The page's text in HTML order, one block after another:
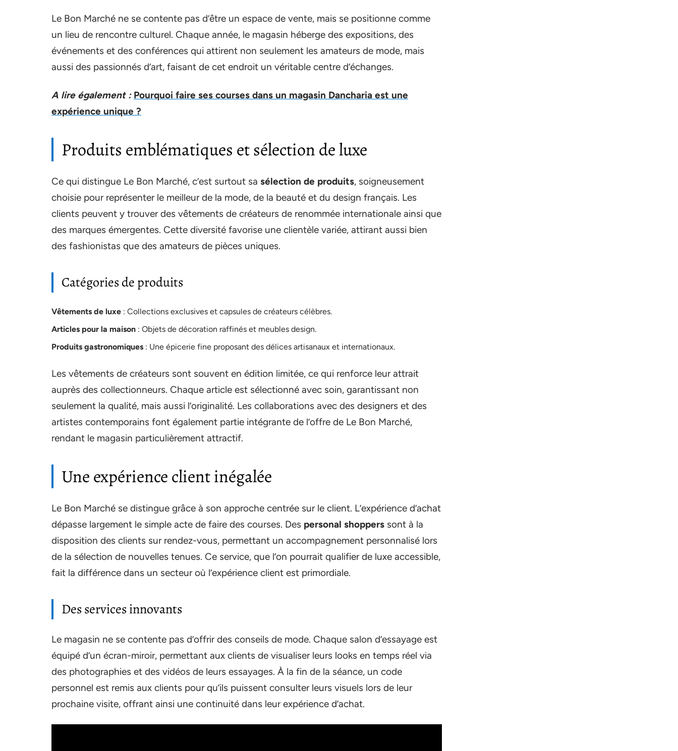
Le Bon Marché ne se contente pas d’être un espace de vente, mais se positionne comme
un lieu de rencontre culturel. Chaque année, le magasin héberge des expositions, des
événements et des conférences qui attirent non seulement les amateurs de mode, mais
aussi des passionnés d’art, faisant de cet endroit un véritable centre d’échanges.
A lire également : Pourquoi faire ses courses dans un magasin Dancharia est une
expérience unique ?
Produits emblématiques et sélection de luxe
Ce qui distingue Le Bon Marché, c’est surtout sa sélection de produits, soigneusement
choisie pour représenter le meilleur de la mode, de la beauté et du design français. Les
clients peuvent y trouver des vêtements de créateurs de renommée internationale ainsi que
des marques émergentes. Cette diversité favorise une clientèle variée, attirant aussi bien
des fashionistas que des amateurs de pièces uniques.
Catégories de produits
Vêtements de luxe : Collections exclusives et capsules de créateurs célèbres.
Articles pour la maison : Objets de décoration raffinés et meubles design.
Produits gastronomiques : Une épicerie fine proposant des délices artisanaux et internationaux.
Les vêtements de créateurs sont souvent en édition limitée, ce qui renforce leur attrait
auprès des collectionneurs. Chaque article est sélectionné avec soin, garantissant non
seulement la qualité, mais aussi l’originalité. Les collaborations avec des designers et des
artistes contemporains font également partie intégrante de l’offre de Le Bon Marché,
rendant le magasin particulièrement attractif.
Une expérience client inégalée
Le Bon Marché se distingue grâce à son approche centrée sur le client. L’expérience d’achat
dépasse largement le simple acte de faire des courses. Des personal shoppers sont à la
disposition des clients sur rendez-vous, permettant un accompagnement personnalisé lors
de la sélection de nouvelles tenues. Ce service, que l’on pourrait qualifier de luxe accessible,
fait la différence dans un secteur où l’expérience client est primordiale.
Des services innovants
Le magasin ne se contente pas d’offrir des conseils de mode. Chaque salon d’essayage est
équipé d’un écran-miroir, permettant aux clients de visualiser leurs looks en temps réel via
des photographies et des vidéos de leurs essayages. À la fin de la séance, un code
personnel est remis aux clients pour qu’ils puissent consulter leurs visuels lors de leur
prochaine visite, offrant ainsi une continuité dans leur expérience d’achat.